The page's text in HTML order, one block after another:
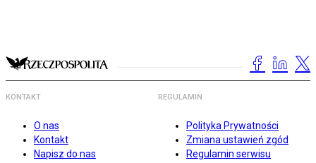
KONTAKT
O nas
Kontakt
Napisz do nas
REGULAMIN
Polityka Prywatności
Zmiana ustawień zgód
Regulamin serwisu